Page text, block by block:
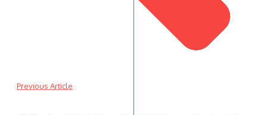
Previous Article